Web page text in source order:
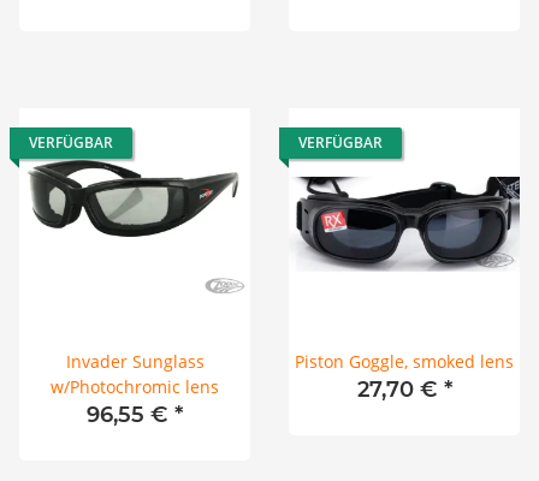
VERFÜGBAR
Invader Sunglass
w/Photochromic lens
96,55 € *
VERFÜGBAR
Piston Goggle, smoked lens
27,70 € *